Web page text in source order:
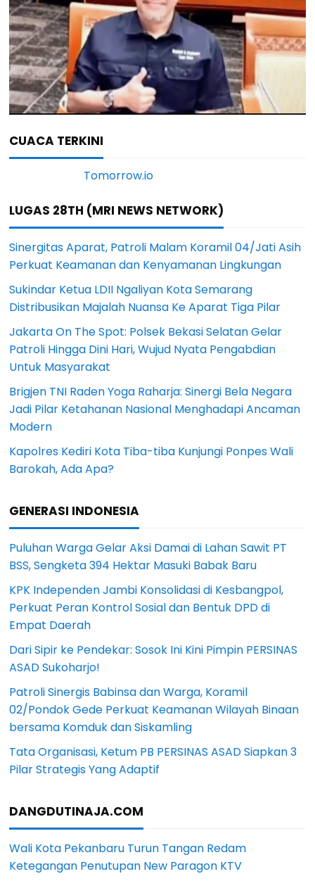
CUACA TERKINI
LUGAS 28TH (MRI NEWS NETWORK)
Sinergitas Aparat, Patroli Malam Koramil 04/Jati Asih
Perkuat Keamanan dan Kenyamanan Lingkungan
Sukindar Ketua LDII Ngaliyan Kota Semarang
Distribusikan Majalah Nuansa Ke Aparat Tiga Pilar
Jakarta On The Spot: Polsek Bekasi Selatan Gelar
Patroli Hingga Dini Hari, Wujud Nyata Pengabdian
Untuk Masyarakat
Brigjen TNI Raden Yoga Raharja: Sinergi Bela Negara
Jadi Pilar Ketahanan Nasional Menghadapi Ancaman
Modern
Kapolres Kediri Kota Tiba-tiba Kunjungi Ponpes Wali
Barokah, Ada Apa?
GENERASI INDONESIA
Puluhan Warga Gelar Aksi Damai di Lahan Sawit PT
BSS, Sengketa 394 Hektar Masuki Babak Baru
KPK Independen Jambi Konsolidasi di Kesbangpol,
Perkuat Peran Kontrol Sosial dan Bentuk DPD di
Empat Daerah
Dari Sipir ke Pendekar: Sosok Ini Kini Pimpin PERSINAS
ASAD Sukoharjo!
Patroli Sinergis Babinsa dan Warga, Koramil
02/Pondok Gede Perkuat Keamanan Wilayah Binaan
bersama Komduk dan Siskamling
Tata Organisasi, Ketum PB PERSINAS ASAD Siapkan 3
Pilar Strategis Yang Adaptif
DANGDUTINAJA.COM
Wali Kota Pekanbaru Turun Tangan Redam
Ketegangan Penutupan New Paragon KTV